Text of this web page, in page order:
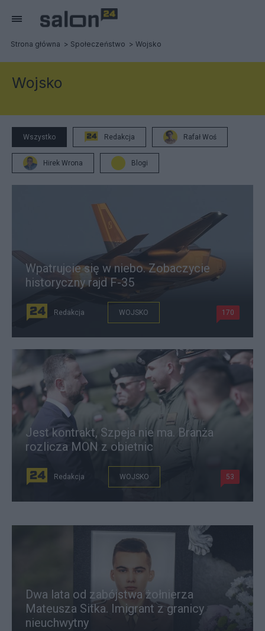
Strona główna Społeczeństwo Wojsko
Wojsko
Wszystko Redakcja Rafał Woś
Hirek Wrona Blogi
Wpatrujcie się w niebo. Zobaczycie
historyczny rajd F-35
Redakcja WOJSKO 170
Jest kontrakt, Szpeja nie ma. Branża
rozlicza MON z obietnic
Redakcja WOJSKO 53
Dwa lata od zabójstwa żołnierza
Mateusza Sitka. Imigrant z granicy
nieuchwytny